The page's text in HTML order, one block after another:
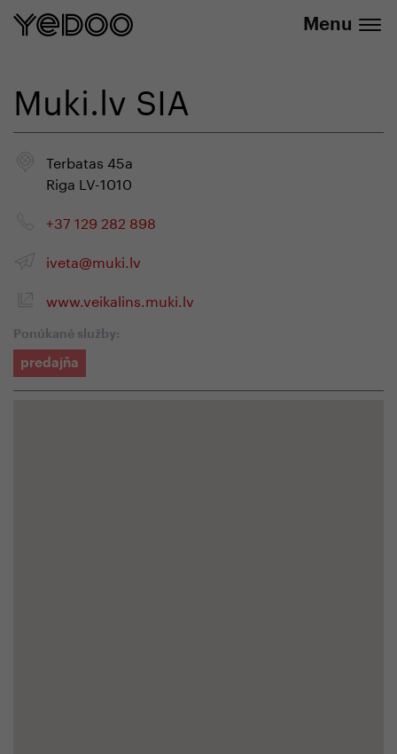
Menu
Muki.lv SIA
Terbatas 45a
Riga LV-1010
+37 129 282 898
iveta@muki.lv
www.veikalins.muki.lv
Ponúkané služby:
predajňa